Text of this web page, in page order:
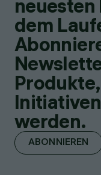
dem
werden.
ABONNIEREN